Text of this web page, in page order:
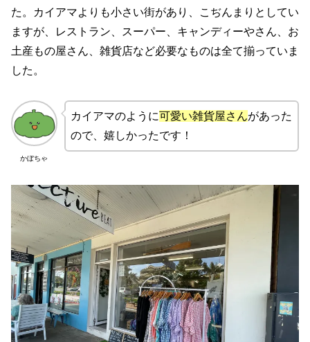
た。カイアマよりも小さい街があり、こぢんまりとしてい
ますが、レストラン、スーパー、キャンディーやさん、お
土産もの屋さん、雑貨店など必要なものは全て揃っていま
した。
かぼちゃ
カイアマのように可愛い雑貨屋さんがあった
ので、嬉しかったです！